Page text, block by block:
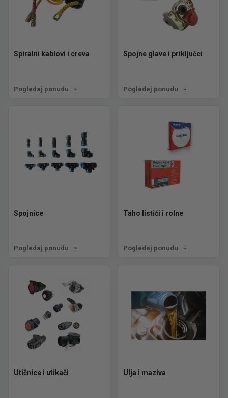
Spiralni kablovi i creva
Pogledaj ponudu
Spojne glave i priključci
Pogledaj ponudu
Spojnice
Pogledaj ponudu
Taho listići i rolne
Pogledaj ponudu
Utičnice i utikači Ulja i maziva